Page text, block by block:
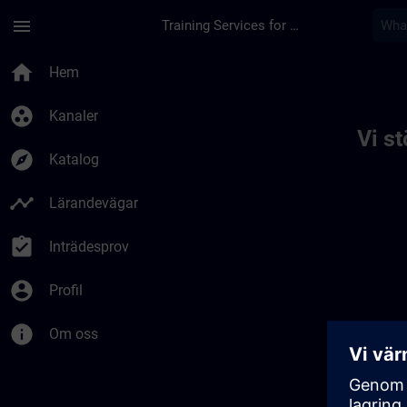
menu Training Services for Digital Industries
home Hem
group_work Kanaler
explore Katalog
timeline Lärandevägar
assignment_turned_in Inträdesprov
account_circle Profil
info Om oss
Vi